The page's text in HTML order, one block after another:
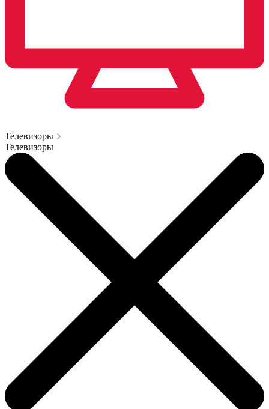
Телевизоры
Телевизоры